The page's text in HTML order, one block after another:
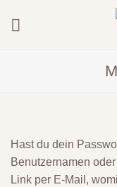
Hast du dein
Benutzernamen
Link per E-Mail,